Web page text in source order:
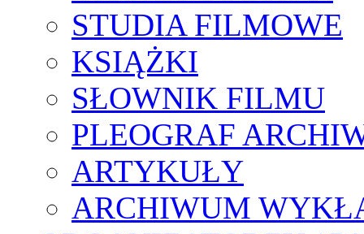
STUDIA FILMOWE
KSIĄŻKI
SŁOWNIK FILMU
PLEOGRAF
ARTYKUŁY
ARCHIWUM